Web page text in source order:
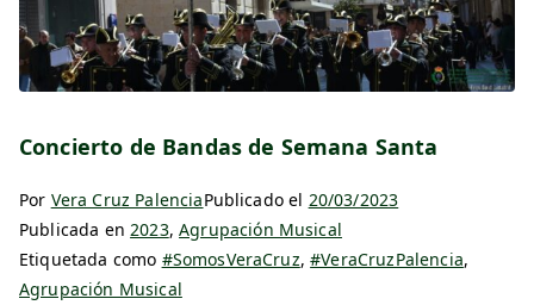
Concierto de Bandas de Semana Santa
Por Vera Cruz PalenciaPublicado el 20/03/2023
Publicada en2023,Agrupación Musical
Etiquetada como #SomosVeraCruz,#VeraCruzPalencia,
Agrupación Musical